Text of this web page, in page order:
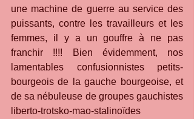
une machine de guerre au service des
puissants, contre les travailleurs et les
femmes, il y a un gouffre à ne pas
franchir !!!! Bien évidemment, nos
lamentables confusionnistes petits-
bourgeois de la gauche bourgeoise, et
de sa nébuleuse de groupes gauchistes
liberto-trotsko-mao-stalinoïdes